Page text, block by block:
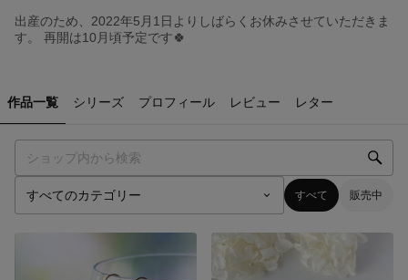
出産のため、2022年5月1日よりしばらくお休みさせていただきま
す。 再開は10月頃予定です🍀
作品一覧 シリーズ プロフィール レビュー レター
すべて 販売中